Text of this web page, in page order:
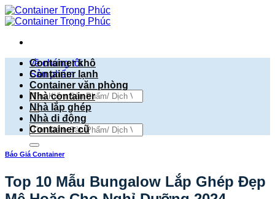
Bỏ
qua
dung
về chúng tôi
Sản phẩm
Tìm
kiếm:
Tìm
kiếm:
Container khô
Container lạnh
Container văn phòng
Nhà container
Nhà lắp ghép
Nhà di động
Container cũ
Báo Giá Container
Top 10 Mẫu Bungalow Lắp Ghép Đẹp